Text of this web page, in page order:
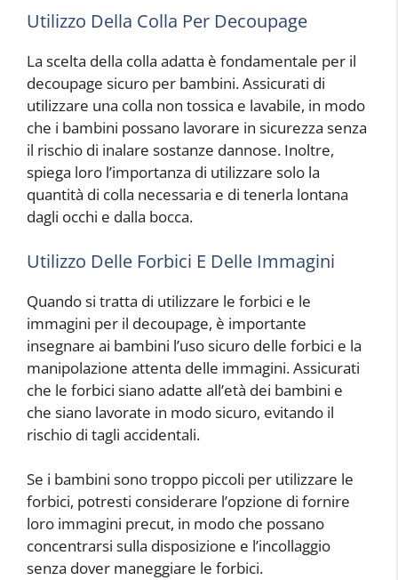
Utilizzo Della Colla Per Decoupage
La scelta della colla adatta è fondamentale per il
decoupage sicuro per bambini. Assicurati di
utilizzare una colla non tossica e lavabile, in modo
che i bambini possano lavorare in sicurezza senza
il rischio di inalare sostanze dannose. Inoltre,
spiega loro l’importanza di utilizzare solo la
quantità di colla necessaria e di tenerla lontana
dagli occhi e dalla bocca.
Utilizzo Delle Forbici E Delle Immagini
Quando si tratta di utilizzare le forbici e le
immagini per il decoupage, è importante
insegnare ai bambini l’uso sicuro delle forbici e la
manipolazione attenta delle immagini. Assicurati
che le forbici siano adatte all’età dei bambini e
che siano lavorate in modo sicuro, evitando il
rischio di tagli accidentali.
Se i bambini sono troppo piccoli per utilizzare le
forbici, potresti considerare l’opzione di fornire
loro immagini precut, in modo che possano
concentrarsi sulla disposizione e l’incollaggio
senza dover maneggiare le forbici.